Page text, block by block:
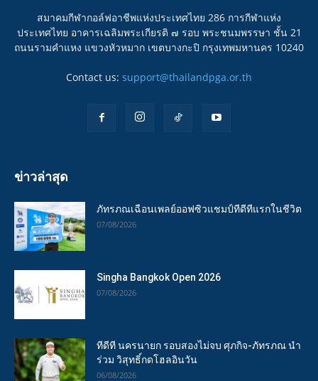
สมาคมกีฬากอล์ฟอาชีพแห่งประเทศไทย 286 การกีฬาแห่ง
ประเทศไทย อาคารเฉลิมพระเกียรติ ๗ รอบ พระชนมพรรษา ชั้น 21
ถนนรามคำแหง แขวงหัวหมาก เขตบางกะปิ กรุงเทพมหานคร 10240
Contact us: support@thailandpga.or.th
ข่าวล่าสุด
ภัทรภณเฉือนเพลย์ออฟซิวแชมป์ทีดีทีแรกในชีวิต
07/08/2026
Singha Bangkok Open 2026
07/08/2026
ทีดีที นครนายก รอบสองไม่จบ ศุภกิจ-ภัทรภณ นำ
ร่วม วิสุทธิ์กดโฮลอินวัน
06/08/2026